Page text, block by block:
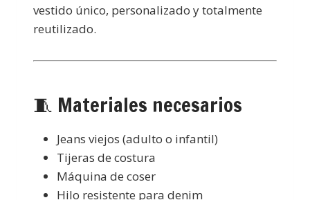
vestido único, personalizado y totalmente
reutilizado.
🧵 Materiales necesarios
Jeans viejos (adulto o infantil)
Tijeras de costura
Máquina de coser
Hilo resistente para denim